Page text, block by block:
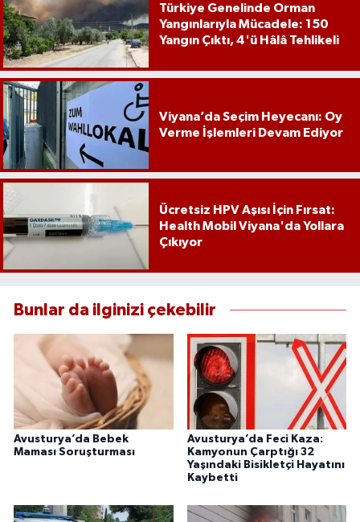
Türkiye Genelinde Orman
Yangınlarıyla Mücadele: 150
Yangın Çıktı, 4'ü Hâlâ Tehlikeli
Viyana’da Seçim Heyecanı: Oy
Verme İşlemleri Devam Ediyor
Ücretsiz HPV Aşısı İçin Fırsat:
Health Mobil Viyana'da Yollara
Çıkıyor
Bunlar da ilginizi çekebilir
Avusturya’da Bebek
Maması Soruşturması
Avusturya’da Feci Kaza:
Kamyonun Çarptığı 32
Yaşındaki Bisikletçi Hayatını
Kaybetti